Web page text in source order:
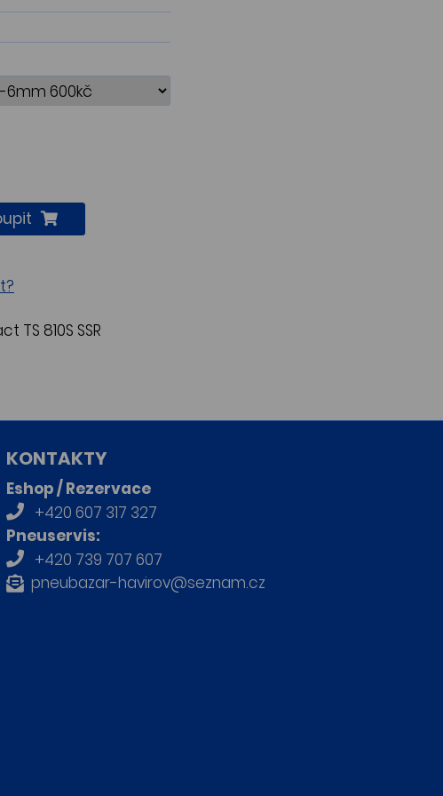
810S SSR
KONTAKTY
Eshop / Rezervace
+420 607 317 327
Pneuservis:
+420 739 707 607
pneubazar-havirov@seznam.cz